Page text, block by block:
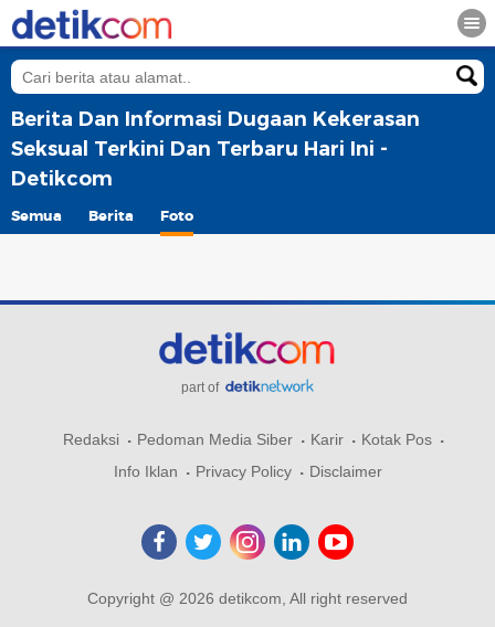
Berita Dan Informasi Dugaan Kekerasan
Seksual Terkini Dan Terbaru Hari Ini -
Detikcom
Semua Berita Foto
part of
Redaksi Pedoman Media Siber Karir
Kotak Pos
Info Iklan
Privacy Policy Disclaimer
Copyright @ 2026 detikcom, All right reserved